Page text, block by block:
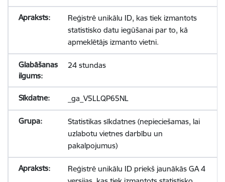
Reģistrē unikālu ID, kas tiek izmantots
statistisko datu iegūšanai par to, kā
apmeklētājs izmanto vietni.
24 stundas
_ga_V5LLQP65NL
Statistikas sīkdatnes (nepieciešamas, lai
uzlabotu vietnes darbību un
pakalpojumus)
Reģistrē unikālu ID priekš jaunākās GA 4